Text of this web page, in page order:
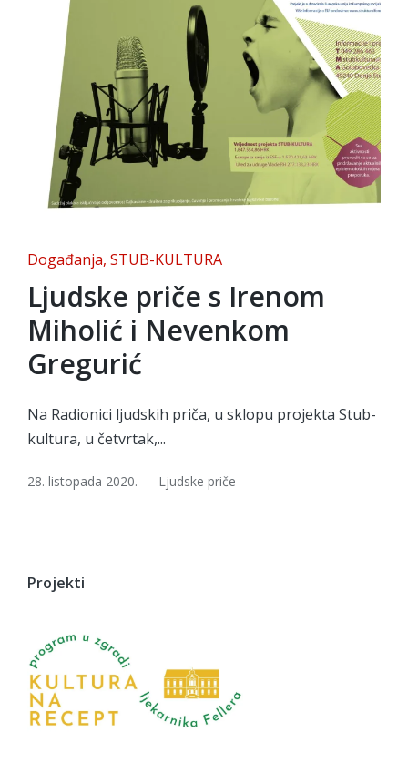
Posted
in
Događanja STUB-KULTURA
Ljudske priče s Irenom
Miholić i Nevenkom
Gregurić
Na Radionici ljudskih priča, u sklopu projekta Stub-
kultura, u četvrtak,...
28. listopada 2020.
Tags: Ljudske priče
Projekti